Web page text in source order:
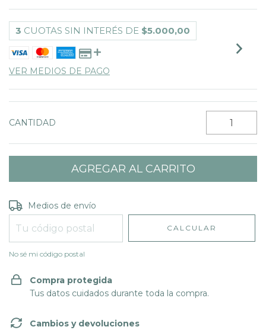
3 CUOTAS SIN INTERÉS DE $5.000,00
VER MEDIOS DE PAGO
CANTIDAD
Entregas para el CP:
Medios de envío
CALCULAR
No sé mi código postal
Compra protegida
Tus datos cuidados durante toda la compra.
Cambios y devoluciones